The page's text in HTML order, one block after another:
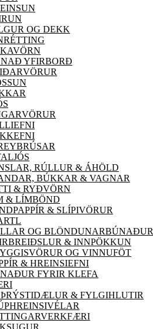
OG DEKK
YFIRBORÐ
VÖRUR
VÖRUR
RÚLLUR & ÁHÖLD
BÚKKAR & VAGNAR
& RYÐVÖRN
& LÍMBÖND
& SLÍPIVÖRUR
OG BLÖNDUNARBÚNAÐUR
& INNPÖKKUN
VÖRUR OG VINNUFÖT
& HREINSIEFNI
FYRIR KLEFA
& FYLGIHLUTIR
FÆRI